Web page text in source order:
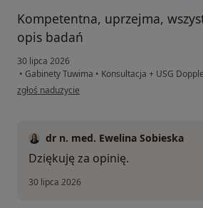
Kompetentna, uprzejma,
opis badań
30 lipca 2026
• Gabinety Tuwima • Konsultacja + USG
w opinii użytkownika Jarek
zgłoś nadużycie
dr n. med. Ewelina Sobieska
Dziękuję za opinię.
30 lipca 2026